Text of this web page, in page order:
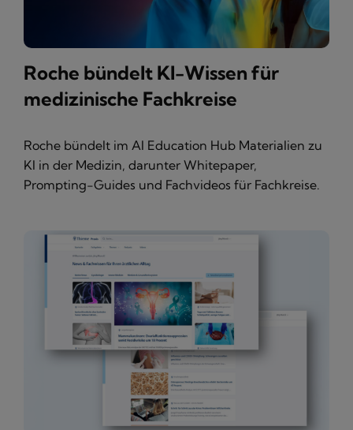
Roche bündelt KI-Wissen für
medizinische Fachkreise
Roche bündelt im AI Education Hub Materialien zu
KI in der Medizin, darunter Whitepaper,
Prompting-Guides und Fachvideos für Fachkreise.